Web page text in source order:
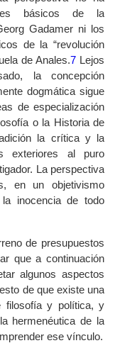
básicos de la
Gadamer ni los
de la “revolución
de Anales.7Lejos
la concepción
dogmática sigue
de especialización
o la Historia de
la crítica y la
exteriores al puro
La perspectiva
en un objetivismo
inocencia de todo
de presupuestos
que a continuación
algunos aspectos
de que existe una
filosofía y política, y
hermenéutica de la
ese vínculo.